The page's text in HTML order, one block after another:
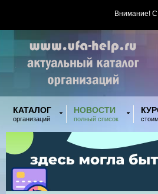
Внимание!
КАТАЛОГ
организаций
НОВОСТИ
полный список